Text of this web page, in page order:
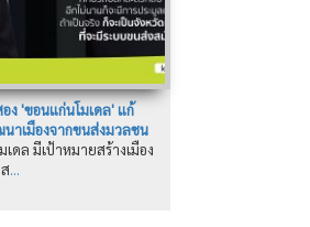
ง 'ขอนแก่นโมเดล' แก้
าเมืองจากขนส่งมวลชน
ดล มีเป้าหมายสร้างเมือง
...